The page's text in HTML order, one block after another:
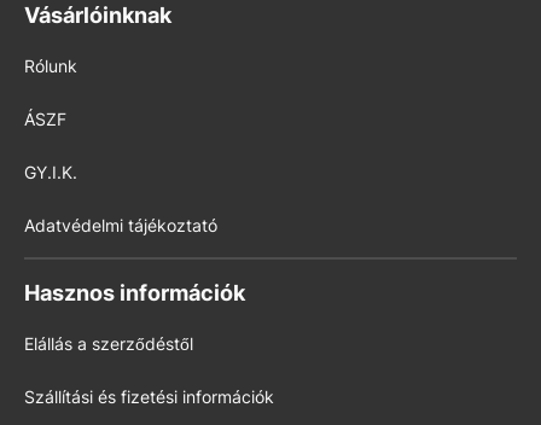
Vásárlóinknak
Rólunk
ÁSZF
GY.I.K.
Adatvédelmi tájékoztató
Hasznos információk
Elállás a szerződéstől
Szállítási és fizetési információk